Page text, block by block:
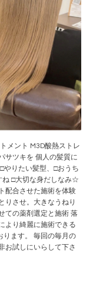
メント M3D酸熱ストレ
サツキを 個人の髪質に
やりたい髪型、□おうち
ね □大切な身だしなみ☆
配合させた施術を体験
りさせ。大きなうねり
ての薬剤選定と施術 落
より綺麗に施術できる
ります。 毎回の毎月の
お試しにいらして下さ